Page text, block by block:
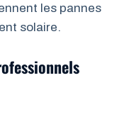
les pannes
solaire.